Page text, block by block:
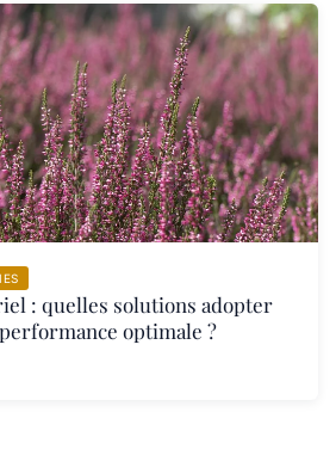
: quelles solutions adopter
optimale ?